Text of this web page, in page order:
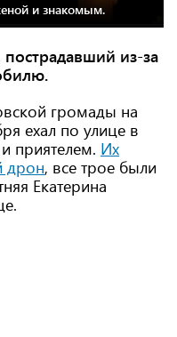
и знакомым.
из-за
громады на
ехал по улице в
приятелем. Их
дрон, все трое были
Екатерина